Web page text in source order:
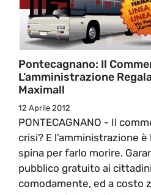
Pontecagnano: Il
L’amministrazione
Maximall
12 Aprile 2012
PONTECAGNANO - Il
crisi? E l’amministrazione
spina per farlo morire.
pubblico gratuito ai
comodamente, ed a costo